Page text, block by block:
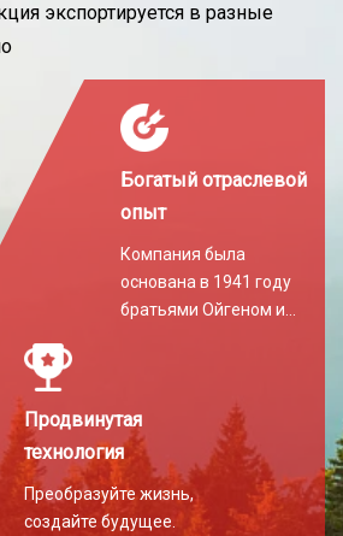
экспортируется в разные
Богатый отраслевой
опыт
Компания была
основана в 1941 году
братьями Ойгеном и
Продвинутая
технология
Преобразуйте жизнь,
создайте будущее.